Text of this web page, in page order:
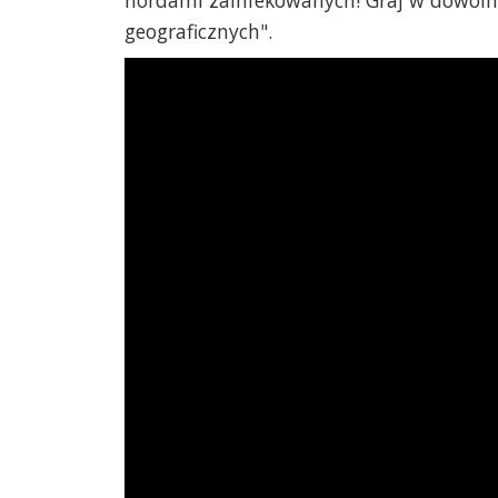
geograficznych".